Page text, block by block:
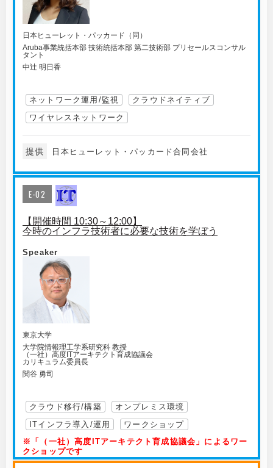
日本ヒューレット・パッカード（同）
Aruba事業統括本部 技術統括本部 第二技術部 プリセールスコンサル
タント
中辻 明日香
ネットワーク運用/監視
クラウドネイティブ
ワイヤレスネットワーク
提供 日本ヒューレット・パッカード合同会社
E-02
【開催時間 10:30～12:00】
今時のインフラ技術者に必要な技術を学ぼう
Speaker
東京大学
大学院情報理工学系研究科 教授
（一社）高度ITアーキテクト育成協議会
カリキュラム委員長
関谷 勇司
クラウド移行/構築
オンプレミス環境
ITインフラ導入/運用
ワークショップ
※「（一社）高度ITアーキテクト育成協議会」によるワー
クショップです